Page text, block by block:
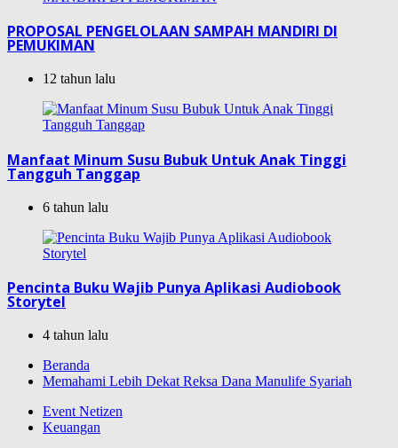
PROPOSAL PENGELOLAAN SAMPAH MANDIRI DI
PEMUKIMAN
12 tahun lalu
Manfaat Minum Susu Bubuk Untuk Anak Tinggi
Tangguh Tanggap
6 tahun lalu
Pencinta Buku Wajib Punya Aplikasi Audiobook
Storytel
4 tahun lalu
Beranda
Memahami Lebih Dekat Reksa Dana Manulife Syariah
Event Netizen
Keuangan